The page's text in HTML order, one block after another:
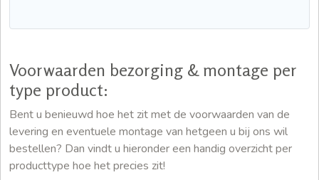
Voorwaarden bezorging & montage per
type product:
Bent u benieuwd hoe het zit met de voorwaarden van de
levering en eventuele montage van hetgeen u bij ons wil
bestellen? Dan vindt u hieronder een handig overzicht per
producttype hoe het precies zit!